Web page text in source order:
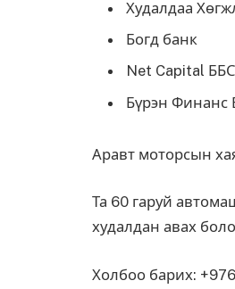
Худалдаа
Богд банк
Net Capital
Бүрэн Финанс
Аравт моторсын
Та 60 гаруй
худалдан авах
Холбоо барих: